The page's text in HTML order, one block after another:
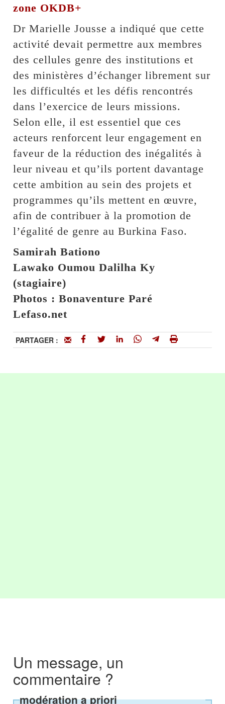
zone OKDB+
Dr Marielle Jousse a indiqué que cette
activité devait permettre aux membres
des cellules genre des institutions et
des ministères d’échanger librement sur
les difficultés et les défis rencontrés
dans l’exercice de leurs missions.
Selon elle, il est essentiel que ces
acteurs renforcent leur engagement en
faveur de la réduction des inégalités à
leur niveau et qu’ils portent davantage
cette ambition au sein des projets et
programmes qu’ils mettent en œuvre,
afin de contribuer à la promotion de
l’égalité de genre au Burkina Faso.
Samirah Bationo
Lawako Oumou Dalilha Ky
(stagiaire)
Photos : Bonaventure Paré
Lefaso.net
PARTAGER :
Un message, un
commentaire ?
modération a priori